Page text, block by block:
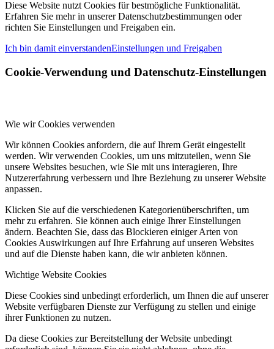
Diese Website nutzt Cookies für bestmögliche Funktionalität.
Erfahren Sie mehr in unserer Datenschutzbestimmungen oder
richten Sie Einstellungen und Freigaben ein.
Ich bin damit einverstandenEinstellungen und Freigaben
Cookie-Verwendung und Datenschutz-Einstellungen
Wie wir Cookies verwenden
Wir können Cookies anfordern, die auf Ihrem Gerät eingestellt
werden. Wir verwenden Cookies, um uns mitzuteilen, wenn Sie
unsere Websites besuchen, wie Sie mit uns interagieren, Ihre
Nutzererfahrung verbessern und Ihre Beziehung zu unserer Website
anpassen.
Klicken Sie auf die verschiedenen Kategorienüberschriften, um
mehr zu erfahren. Sie können auch einige Ihrer Einstellungen
ändern. Beachten Sie, dass das Blockieren einiger Arten von
Cookies Auswirkungen auf Ihre Erfahrung auf unseren Websites
und auf die Dienste haben kann, die wir anbieten können.
Wichtige Website Cookies
Diese Cookies sind unbedingt erforderlich, um Ihnen die auf unserer
Website verfügbaren Dienste zur Verfügung zu stellen und einige
ihrer Funktionen zu nutzen.
Da diese Cookies zur Bereitstellung der Website unbedingt